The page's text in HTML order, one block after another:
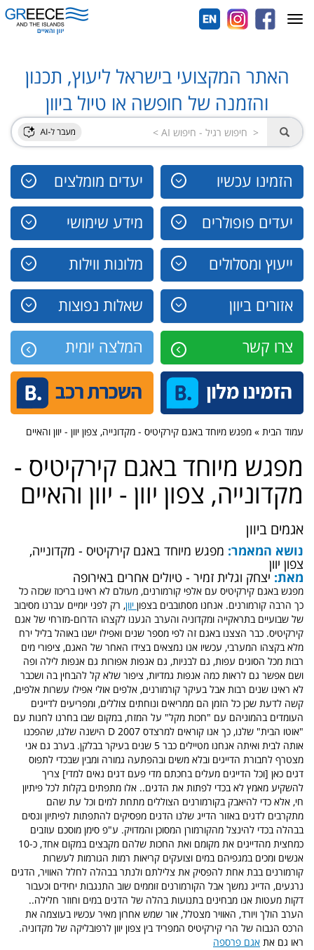
האתר המקצועי בישראל ליעוץ, תכנון
והזמנה של חופשה או טיול ביוון
הזמינו עכשיו יעדים מומלצים
יעדים פופולרים מידע שימושי
ייעוץ ומסלולים מלונות ווילות
אזורים ביוון שאלות נפוצות
צרו קשר המלצה יומית
Toggle
navigation
עמוד הבית » מפגש מיוחד באגם קירקיטיס - מקדונייה, צפון יוון - יוון והאיים
מפגש מיוחד באגם קירקיטיס -
מקדונייה, צפון יוון - יוון והאיים
אגמים ביוון
נושא המאמר: מפגש מיוחד באגם קירקיטיס - מקדונייה,
צפון יוון
מאת:יצחק וגלית זמיר - טיולים אחרים באירופה
מפגש באגם קירקיטיס עם אלפי קורמורנים, מעולם לא ראינו בריכוז שכזה כל
כך הרבה קורמורנים. אנחנו מסתובבים בצפון יוון, רק לפני יומיים עברנו מסיבוב
של שבועיים בתראקייה ומקדוניה והערב הגענו לקצהו הדרום-מזרחי של אגם
קירקיטיס. כבר הצצנו באגם זה לפי מספר שנים ואפילו ישנו באוהל בליל ירח
מלא בקצהו המערבי, עכשיו אנו נמצאים בצידו האחר של האגם, ציפורי מים
רבות מכל הסוגים עפות, גם לבניות, גם אנפות אפורות גם אנפות לילה ופה
ושם אפשר גם לראות כמה אנפות גמדיות, ציפור שלא קל להבחין בה ושכבר
לא ראינו שנים רבות אבל בעיקר קורמורנים, אלפים אולי אפילו עשרות אלפים,
קשה לדעת שכן כל הזמן הם ממריאים ונוחתים צוללים, ומפריעים לדייגים
העומדים בהמוניהם עם "חכות מקל" על המזח, במקום שבו בחרנו לחנות עם
"אוטו הבית" שלנו, כך אנו קוראים למרצדס 2007 D הישנה שלנו, שהפכנו
אותה לבית ואיתה אנחנו מטיילים כבר 5 שנים בעיקר בבלקן. בערב גם אני
מצטרף לחבורת הדייגים ובלא משים ובהפתעה גמורה ומבין שבכדי לתפוס
דגים כאן [וכל הדייגים מעלים בחכתם מדי פעם דגים נאים למדי] צריך
להשקיע מאמץ לא בכדי לפתות את הדגים.. אלו מתפתים בקלות לכל פיתיון
חי, אלא כדי להיאבק בקורמורנים הצוללים מתחת למים וכל עת שהם
מתקרבים לדגים באזור הדייג שלנו הדגים מפסיקים להתפתות לפיתיון ונסים
בבהלה בכדי להינצל מהקורמורן המסוכן והמדויק. ע"פ סימן מוסכם עוזבים
כמחצית מהדייגים את מקומם ואת החכות שלהם מקבצים במקום אחד, כ-10
אנשים ומכים במגפיהם במים וצועקים קריאות רמות הגורמות לעשרות
קורמורנים בבת אחת להפסיק את צלילתם ולנתר בבהלה לחלל האוויר, הדגים
נרגעים, הדייג נמשך אבל הקורמורנים זוממים שוב התנגבות יחידים וכעבור
דקות מעטות אנו מבחינים בתנועות בהלה של הדגים במים וחוזר חלילה..
הערב הולך ויורד, האוויר מצטלל, אור שמש אחרון מאיר עכשיו בעוצמה את
הרכס הגבוה של הרי קירקיטיס המפריד בין צפון יוון לרפובליקה של מקדוניה.
ראו גם את אגם פרספה